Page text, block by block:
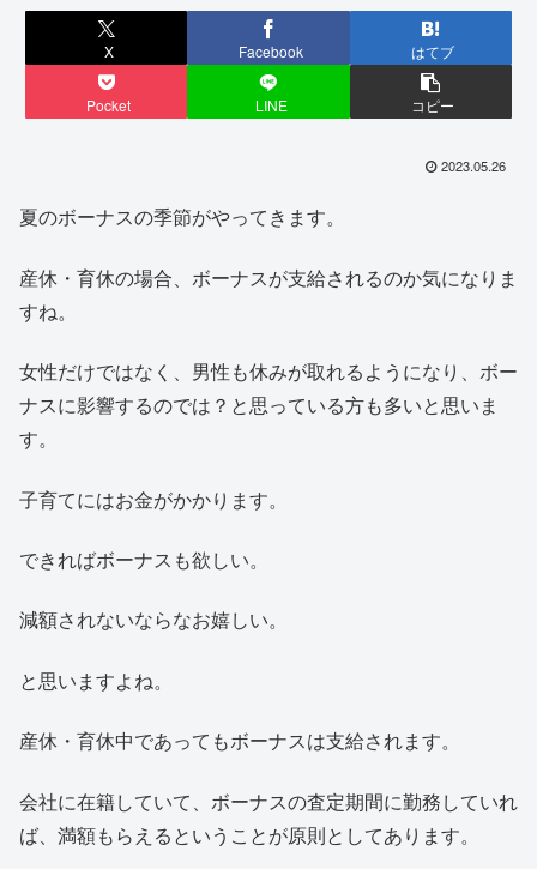
X Facebook はてブ
Pocket LINE コピー
2023.05.26
夏のボーナスの季節がやってきます。
産休・育休の場合、ボーナスが支給されるのか気になりま
すね。
女性だけではなく、男性も休みが取れるようになり、ボー
ナスに影響するのでは？と思っている方も多いと思いま
す。
子育てにはお金がかかります。
できればボーナスも欲しい。
減額されないならなお嬉しい。
と思いますよね。
産休・育休中であってもボーナスは支給されます。
会社に在籍していて、ボーナスの査定期間に勤務していれ
ば、満額もらえるということが原則としてあります。